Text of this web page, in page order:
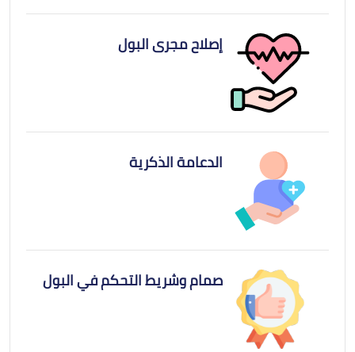
إصلاح مجرى البول
الدعامة الذكرية
صمام وشريط التحكم في البول